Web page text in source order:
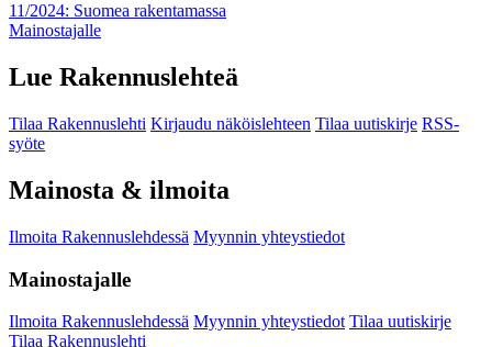
11/2024: Suomea rakentamassa
Mainostajalle
Lue Rakennuslehteä
Tilaa Rakennuslehti Kirjaudu näköislehteen Tilaa uutiskirje RSS-
syöte
Mainosta & ilmoita
Ilmoita Rakennuslehdessä Myynnin yhteystiedot
Mainostajalle
Ilmoita Rakennuslehdessä Myynnin yhteystiedot Tilaa uutiskirje
Tilaa Rakennuslehti